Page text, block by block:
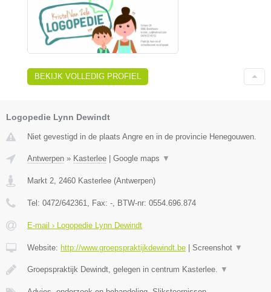
BEKIJK VOLLEDIG PROFIEL
Logopedie Lynn Dewindt
Niet gevestigd in de plaats Angre en in de provincie Henegouwen.
Antwerpen » Kasterlee Google maps ▼
Markt 2, 2460 Kasterlee (Antwerpen)
Tel: 0472/642361, Fax: -, BTW-nr: 0554.696.874
E-mail › Logopedie Lynn Dewindt
Website: http://www.groepspraktijkdewindt.be Screenshot ▼
Groepspraktijk Dewindt, gelegen in centrum Kasterlee. ▼